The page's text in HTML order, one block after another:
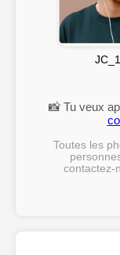
📸 Tu veux
Toutes les
contactez-